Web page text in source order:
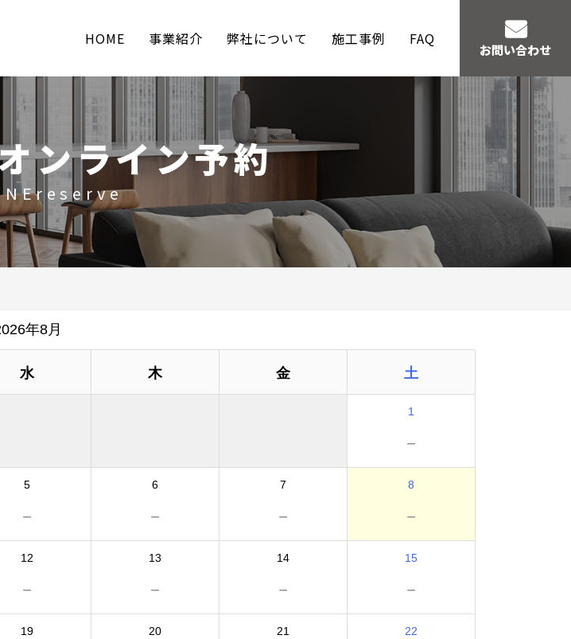
HOME 事業紹介 弊社について 施工事例 FAQ
お問い合わせ
ンライン予約
年8月
水 木 金 土
1
－
5
－
6
－
7
－
8
－
12
－
13
－
14
－
15
－
19 20 21 22